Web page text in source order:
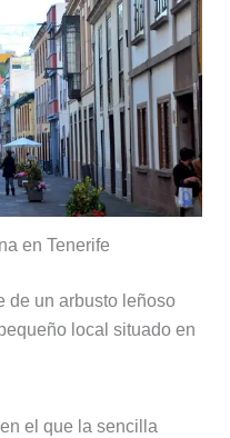
en Tenerife
de un arbusto leñoso
local situado en
el que la sencilla